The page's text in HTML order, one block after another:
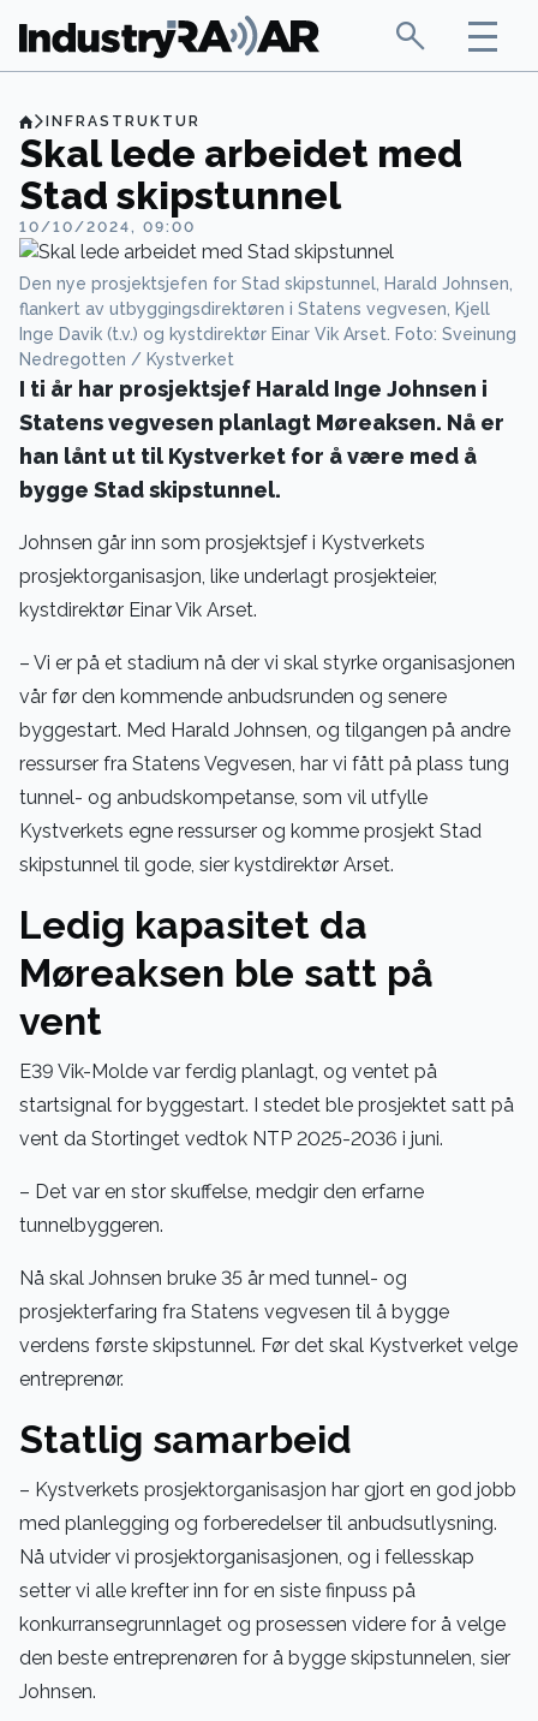
INFRASTRUKTUR
Skal lede arbeidet med
Stad skipstunnel
10/10/2024, 09:00
Den nye prosjektsjefen for Stad skipstunnel, Harald Johnsen,
flankert av utbyggingsdirektøren i Statens vegvesen, Kjell
Inge Davik (t.v.) og kystdirektør Einar Vik Arset. Foto: Sveinung
Nedregotten / Kystverket
I ti år har prosjektsjef Harald Inge Johnsen i
Statens vegvesen planlagt Møreaksen. Nå er
han lånt ut til Kystverket for å være med å
bygge Stad skipstunnel.
Johnsen går inn som prosjektsjef i Kystverkets
prosjektorganisasjon, like underlagt prosjekteier,
kystdirektør Einar Vik Arset.
– Vi er på et stadium nå der vi skal styrke organisasjonen
vår før den kommende anbudsrunden og senere
byggestart. Med Harald Johnsen, og tilgangen på andre
ressurser fra Statens Vegvesen, har vi fått på plass tung
tunnel- og anbudskompetanse, som vil utfylle
Kystverkets egne ressurser og komme prosjekt Stad
skipstunnel til gode, sier kystdirektør Arset.
Ledig kapasitet da
Møreaksen ble satt på
vent
E39 Vik-Molde var ferdig planlagt, og ventet på
startsignal for byggestart. I stedet ble prosjektet satt på
vent da Stortinget vedtok NTP 2025-2036 i juni.
– Det var en stor skuffelse, medgir den erfarne
tunnelbyggeren.
Nå skal Johnsen bruke 35 år med tunnel- og
prosjekterfaring fra Statens vegvesen til å bygge
verdens første skipstunnel. Før det skal Kystverket velge
entreprenør.
Statlig samarbeid
– Kystverkets prosjektorganisasjon har gjort en god jobb
med planlegging og forberedelser til anbudsutlysning.
Nå utvider vi prosjektorganisasjonen, og i fellesskap
setter vi alle krefter inn for en siste finpuss på
konkurransegrunnlaget og prosessen videre for å velge
den beste entreprenøren for å bygge skipstunnelen, sier
Johnsen.